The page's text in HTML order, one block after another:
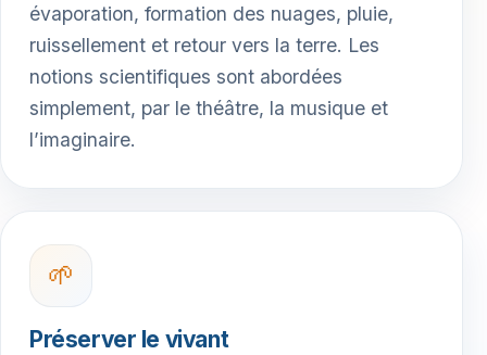
évaporation, formation des nuages, pluie,
ruissellement et retour vers la terre. Les
notions scientifiques sont abordées
simplement, par le théâtre, la musique et
l’imaginaire.
🌱
Préserver le vivant